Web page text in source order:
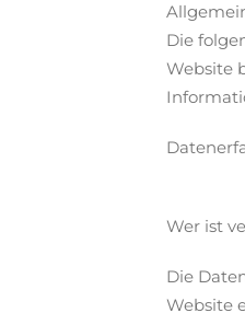
Die
Website
Wer ist
Die
Website